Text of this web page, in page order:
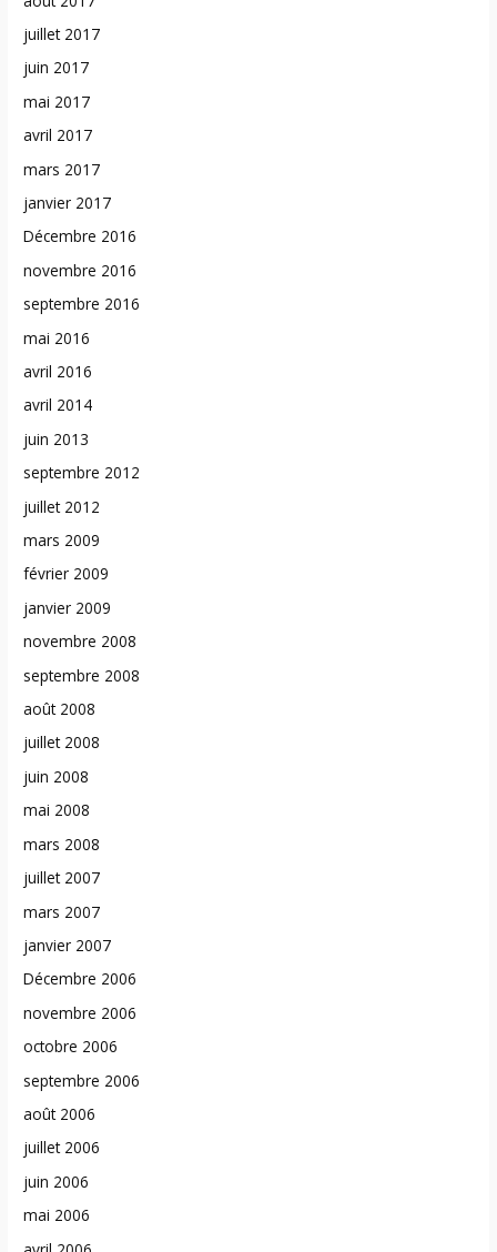
juillet 2017
juin 2017
mai 2017
avril 2017
mars 2017
janvier 2017
Décembre 2016
novembre 2016
septembre 2016
mai 2016
avril 2016
avril 2014
juin 2013
septembre 2012
juillet 2012
mars 2009
février 2009
janvier 2009
novembre 2008
septembre 2008
août 2008
juillet 2008
juin 2008
mai 2008
mars 2008
juillet 2007
mars 2007
janvier 2007
Décembre 2006
novembre 2006
octobre 2006
septembre 2006
août 2006
juillet 2006
juin 2006
mai 2006